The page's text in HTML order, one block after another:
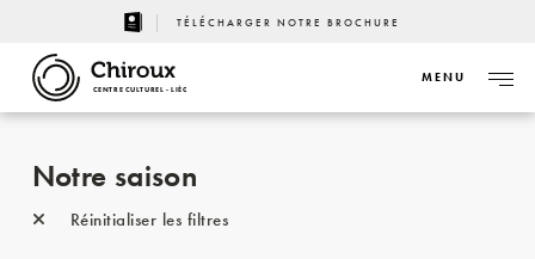
TÉLÉCHARGER NOTRE BROCHURE
CENTRE CULTUREL - LIÈGE
MENU
Notre saison
Réinitialiser les filtres